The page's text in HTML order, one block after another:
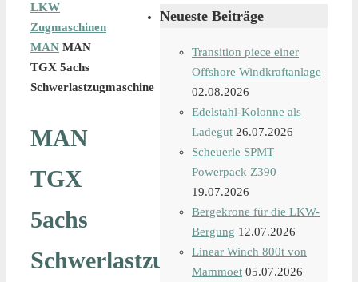
LKW
Zugmaschinen
MAN MAN
TGX 5achs
Schwerlastzugmaschine
MAN
TGX
5achs
Schwerlastzugmaschine
Neueste Beiträge
Transition piece einer
Offshore Windkraftanlage
02.08.2026
Edelstahl-Kolonne als
Ladegut 26.07.2026
Scheuerle SPMT
Powerpack Z390
19.07.2026
Bergekrone für die LKW-
Bergung 12.07.2026
Linear Winch 800t von
Mammoet 05.07.2026